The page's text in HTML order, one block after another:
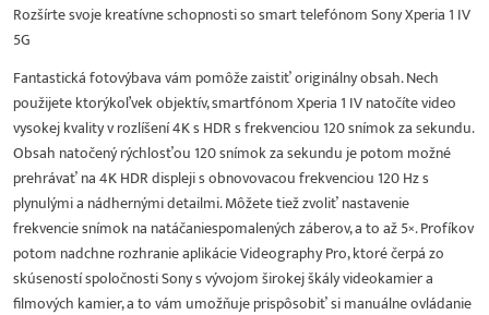
Rozšírte svoje kreatívne schopnosti so smart telefónom Sony Xperia 1 IV
5G
Fantastická fotovýbava vám pomôže zaistiť originálny obsah. Nech
použijete ktorýkoľvek objektív, smartfónom Xperia 1 IV natočíte video
vysokej kvality v rozlíšení 4K s HDR s frekvenciou 120 snímok za sekundu.
Obsah natočený rýchlosťou 120 snímok za sekundu je potom možné
prehrávať na 4K HDR displeji s obnovovacou frekvenciou 120 Hz s
plynulými a nádhernými detailmi. Môžete tiež zvoliť nastavenie
frekvencie snímok na natáčaniespomalených záberov, a to až 5×. Profíkov
potom nadchne rozhranie aplikácie Videography Pro, ktoré čerpá zo
skúseností spoločnosti Sony s vývojom širokej škály videokamier a
filmových kamier, a to vám umožňuje prispôsobiť si manuálne ovládanie